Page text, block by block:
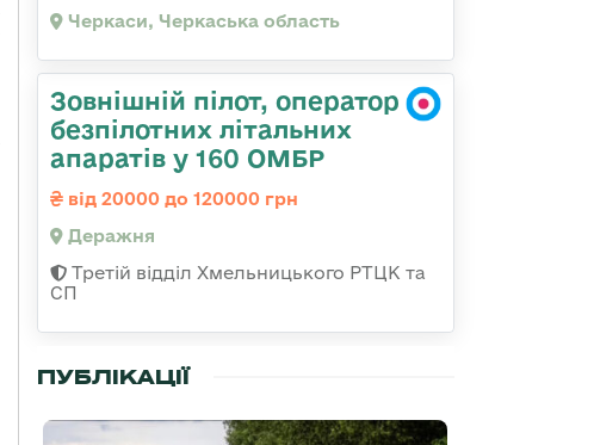
Черкаси, Черкаська область
Зовнішній пілот, оператор
безпілотних літальних
апаратів у 160 ОМБР
від 20000 до 120000 грн
Деражня
Третій відділ Хмельницького РТЦК та
СП
ПУБЛІКАЦІЇ